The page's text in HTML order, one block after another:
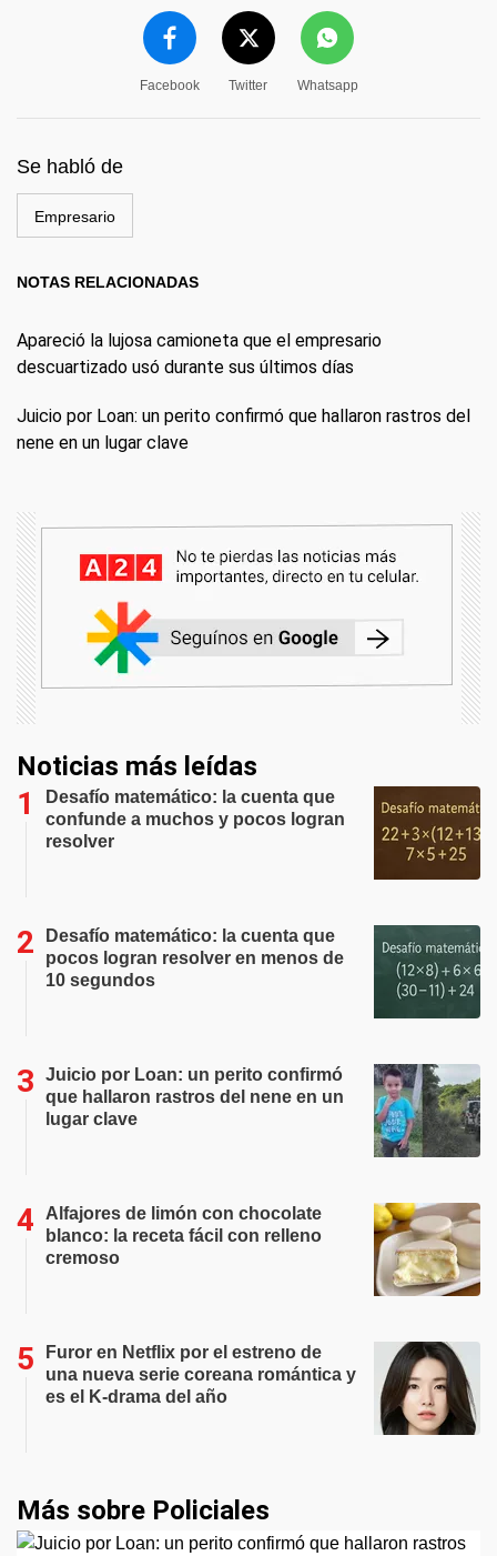
Facebook Twitter Whatsapp
Se habló de
Empresario
NOTAS RELACIONADAS
Apareció la lujosa camioneta que el empresario
descuartizado usó durante sus últimos días
Juicio por Loan: un perito confirmó que hallaron rastros del
nene en un lugar clave
Noticias más leídas
Desafío matemático: la cuenta que
confunde a muchos y pocos logran
resolver
Desafío matemático: la cuenta que
pocos logran resolver en menos de
10 segundos
Juicio por Loan: un perito confirmó
que hallaron rastros del nene en un
lugar clave
Alfajores de limón con chocolate
blanco: la receta fácil con relleno
cremoso
Furor en Netflix por el estreno de
una nueva serie coreana romántica y
es el K-drama del año
Más sobre Policiales